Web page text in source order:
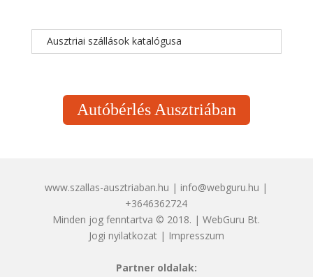
Ausztriai szállások katalógusa
Autóbérlés Ausztriában
www.szallas-ausztriaban.hu | info@webguru.hu |
+3646362724
Minden jog fenntartva © 2018. | WebGuru Bt.
Jogi nyilatkozat| Impresszum
Partner oldalak: